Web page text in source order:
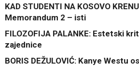
KAD STUDENTI NA KOSOVO
Memorandum 2 – isti
FILOZOFIJA PALANKE: Estetski
zajednice
BORIS DEŽULOVIĆ: Kanye Westu